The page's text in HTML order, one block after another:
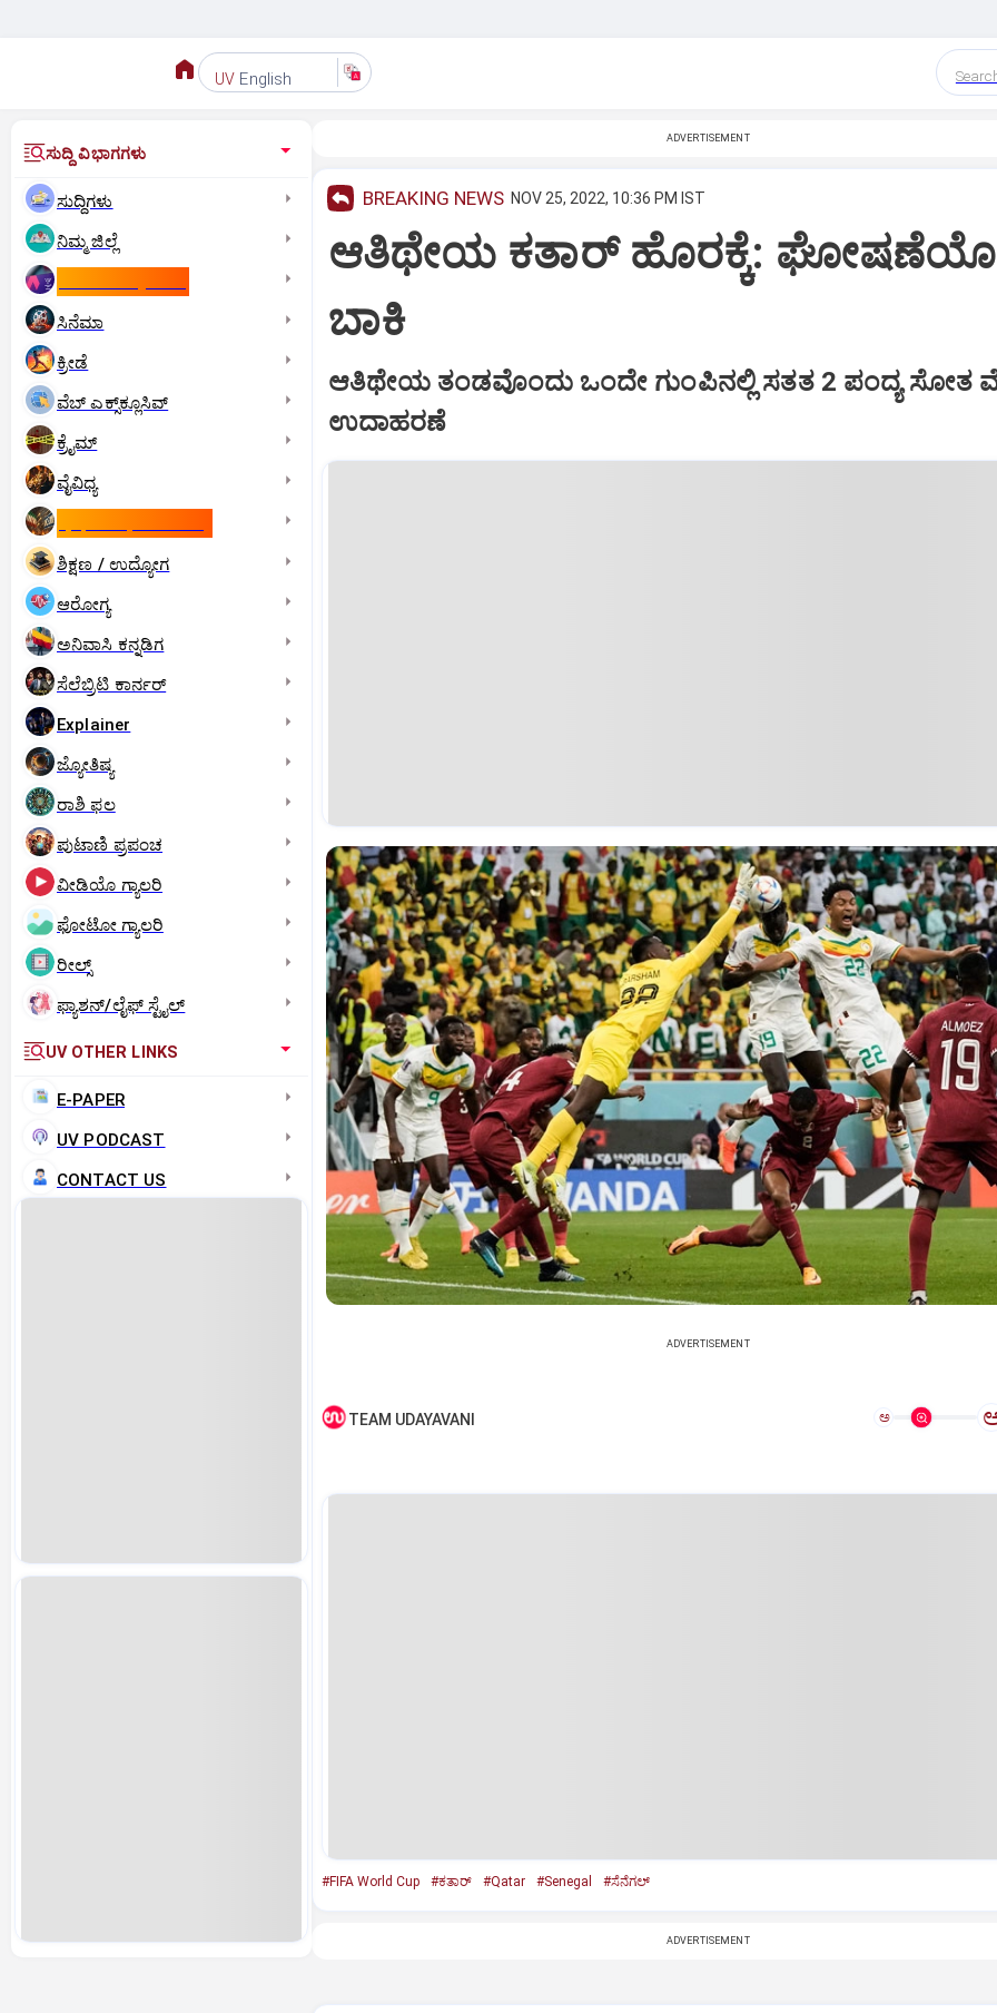
UV English
ಸುದ್ದಿ ವಿಭಾಗಗಳು
ಸುದ್ದಿಗಳು
ನಿಮ್ಮ ಜಿಲ್ಲೆ
ಸಿನೆಮಾ
ಕ್ರೀಡೆ
ವೆಬ್ ಎಕ್ಸ್‌ಕ್ಲೂಸಿವ್
ಕ್ರೈಮ್
ವೈವಿಧ್ಯ
ಶಿಕ್ಷಣ / ಉದ್ಯೋಗ
ಆರೋಗ್ಯ
ಅನಿವಾಸಿ ಕನ್ನಡಿಗ
ಸೆಲೆಬ್ರಿಟಿ ಕಾರ್ನರ್‌
Explainer
ಜ್ಯೋತಿಷ್ಯ
ರಾಶಿ ಫಲ
ಪುಟಾಣಿ ಪ್ರಪಂಚ
ವೀಡಿಯೊ ಗ್ಯಾಲರಿ
ಫೋಟೋ ಗ್ಯಾಲರಿ
ರೀಲ್ಸ್
ಫ್ಯಾಶನ್/ಲೈಫ್‌ ಸ್ಟೈಲ್
UV OTHER LINKS
E-PAPER
UV PODCAST
CONTACT US
ADVERTISEMENT
BREAKING NEWS NOV 25, 2022, 10:36 PM IST
ಆತಿಥೇಯ ಕತಾರ್‌ ಹೊರಕ್ಕೆ:
ಬಾಕಿ
ಆತಿಥೇಯ ತಂಡವೊಂದು ಒಂದೇ ಗುಂಪಿನಲ್ಲಿ ಸತತ 2 ಪಂದ್ಯ ಸೋತ
ಉದಾಹರಣೆ
ADVERTISEMENT
TEAM UDAYAVANI ಅ
#FIFA World Cup #ಕತಾರ್‌ #Qatar #Senegal #ಸೆನೆಗಲ್‌
ADVERTISEMENT